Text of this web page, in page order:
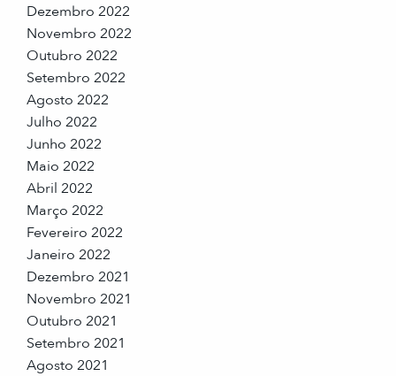
Dezembro 2022
Novembro 2022
Outubro 2022
Setembro 2022
Agosto 2022
Julho 2022
Junho 2022
Maio 2022
Abril 2022
Março 2022
Fevereiro 2022
Janeiro 2022
Dezembro 2021
Novembro 2021
Outubro 2021
Setembro 2021
Agosto 2021